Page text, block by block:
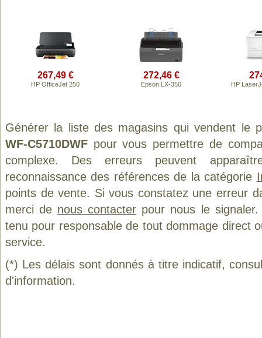
267,49 €
HP OfficeJet 250
272,46 €
Epson LX-350 HP
Générer la liste des magasins qui vendent le
WF-C5710DWF pour vous permettre de
complexe. Des erreurs peuvent
reconnaissance des références de la catégorie
points de vente. Si vous constatez une erreur
merci de nous contacter pour nous le
tenu pour responsable de tout dommage direct
service.
(*) Les délais sont donnés à titre indicatif,
d'information.